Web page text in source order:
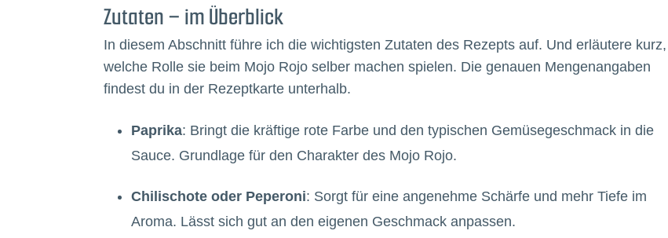
Zutaten – im Überblick
In diesem Abschnitt führe ich die wichtigsten Zutaten des Rezepts auf. Und erläutere kurz,
welche Rolle sie beim Mojo Rojo selber machen spielen. Die genauen Mengenangaben
findest du in der Rezeptkarte unterhalb.
Paprika: Bringt die kräftige rote Farbe und den typischen Gemüsegeschmack in die
Sauce. Grundlage für den Charakter des Mojo Rojo.
Chilischote oder Peperoni: Sorgt für eine angenehme Schärfe und mehr Tiefe im
Aroma. Lässt sich gut an den eigenen Geschmack anpassen.